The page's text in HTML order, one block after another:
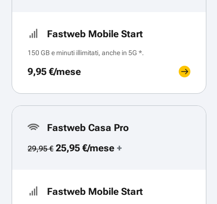
Fastweb Mobile Start
150 GB e minuti illimitati, anche in 5G *.
9,95 €/mese
Fastweb Casa Pro
29,95 €25,95 €/mese+
Fastweb Mobile Start